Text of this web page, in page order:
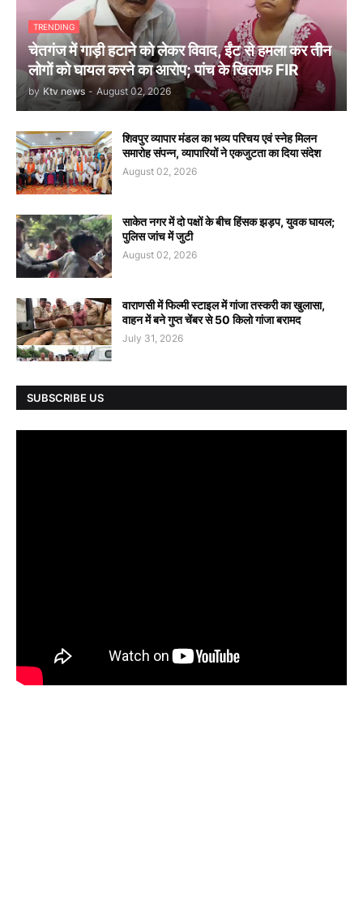
TRENDING
चेतगंज में गाड़ी हटाने को लेकर विवाद, ईंट से हमला कर तीन
लोगों को घायल करने का आरोप; पांच के खिलाफ FIR
by Ktv news - August 02, 2026
शिवपुर व्यापार मंडल का भव्य परिचय एवं स्नेह मिलन
समारोह संपन्न, व्यापारियों ने एकजुटता का दिया संदेश
August 02, 2026
साकेत नगर में दो पक्षों के बीच हिंसक झड़प, युवक घायल;
पुलिस जांच में जुटी
August 02, 2026
वाराणसी में फिल्मी स्टाइल में गांजा तस्करी का खुलासा,
वाहन में बने गुप्त चेंबर से 50 किलो गांजा बरामद
July 31, 2026
SUBSCRIBE US